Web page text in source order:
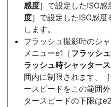
感度］で設定したISO感
度］で設定したISO感
します。
フラッシュ撮影時のシ
メニューe1［フラッシ
ラッシュ時シャッター
囲内に制限されます。［
ースピードをこの範囲
タースピードの下限は